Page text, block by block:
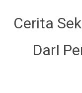
Cerita
DarI